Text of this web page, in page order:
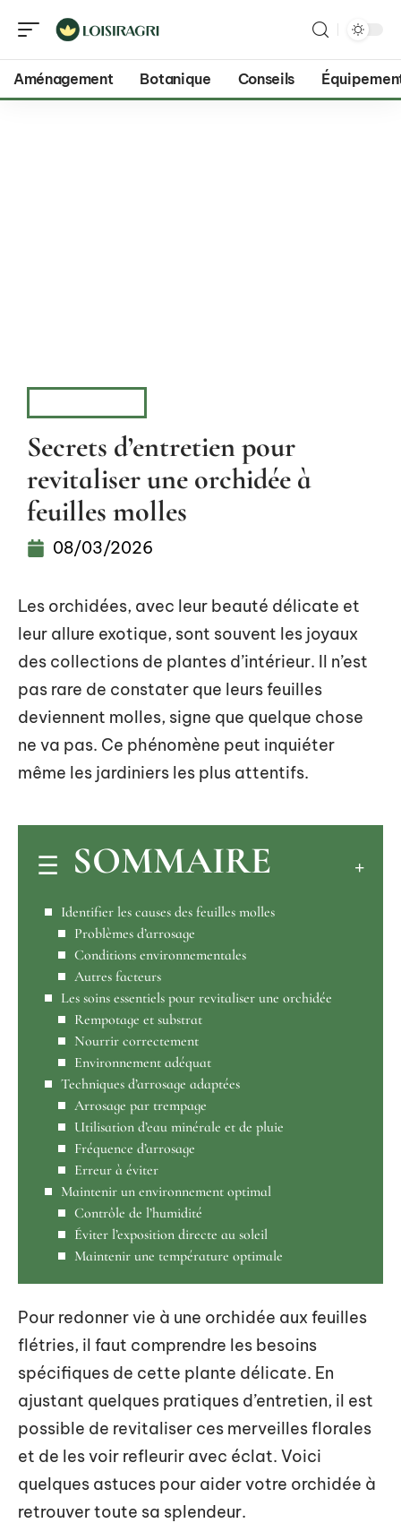
Aménagement Botanique Conseils
Secrets d’entretien pour
revitaliser une orchidée à
feuilles molles
08/03/2026
Les orchidées, avec leur beauté délicate et
leur allure exotique, sont souvent les joyaux
des collections de plantes d’intérieur. Il n’est
pas rare de constater que leurs feuilles
deviennent molles, signe que quelque chose
ne va pas. Ce phénomène peut inquiéter
même les jardiniers les plus attentifs.
SOMMAIRE
Identifier les causes des feuilles molles
Problèmes d’arrosage
Conditions environnementales
Autres facteurs
Les soins essentiels pour revitaliser une orchidée
Rempotage et substrat
Nourrir correctement
Environnement adéquat
Techniques d’arrosage adaptées
Arrosage par trempage
Utilisation d’eau minérale et de pluie
Fréquence d’arrosage
Erreur à éviter
Maintenir un environnement optimal
Contrôle de l’humidité
Éviter l’exposition directe au soleil
Maintenir une température optimale
Pour redonner vie à une orchidée aux feuilles
flétries, il faut comprendre les besoins
spécifiques de cette plante délicate. En
ajustant quelques pratiques d’entretien, il est
possible de revitaliser ces merveilles florales
et de les voir refleurir avec éclat. Voici
quelques astuces pour aider votre orchidée à
retrouver toute sa splendeur.